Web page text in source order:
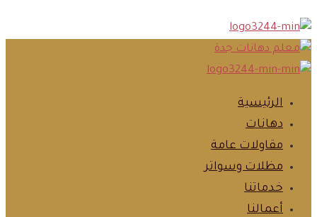
الرئيسية‎
دهانات‎
مقاولات عامة‎
مظلات وسواتر‎
خدماتنا‎
أعمالنا‎